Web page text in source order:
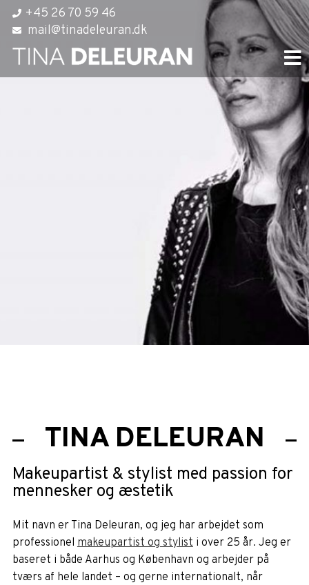
Hop +45 26 70 59 46
mail@tinadeleuran.dk
TINA DELEURAN
Makeupartist & stylist med passion for
mennesker og æstetik
Mit navn er Tina Deleuran, og jeg har arbejdet som
professionel makeupartist og stylisti over 25 år. Jeg er
baseret i både Aarhus og København og arbejder på
tværs af hele landet – og gerne internationalt, når